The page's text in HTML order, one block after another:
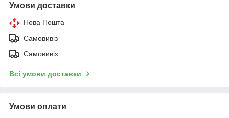
Умови доставки
Нова Пошта
Самовивіз
Самовивіз
Всі умови доставки
Умови оплати